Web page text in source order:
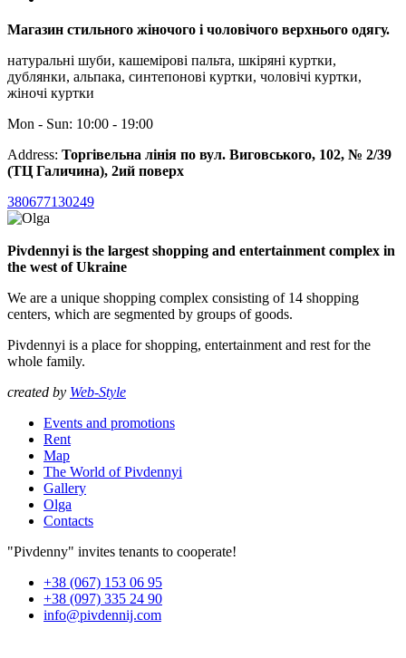
Магазин стильного жіночого і чоловічого верхнього одягу.
натуральні шуби, кашемірові пальта, шкіряні куртки,
дублянки, альпака, синтепонові куртки, чоловічі куртки,
жіночі куртки
Mon - Sun: 10:00 - 19:00
Address: Торгівельна лінія по вул. Виговського, 102, № 2/39
(ТЦ Галичина), 2ий поверх
380677130249
Pivdennyi is the largest shopping and entertainment complex in
the west of Ukraine
We are a unique shopping complex consisting of 14 shopping
centers, which are segmented by groups of goods.
Pivdennyi is a place for shopping, entertainment and rest for the
whole family.
created by Web-Style
Events and promotions
Rent
Map
The World of Pivdennyi
Gallery
Olga
Contacts
"Pivdenny" invites tenants to cooperate!
+38 (067) 153 06 95
+38 (097) 335 24 90
info@pivdennij.com